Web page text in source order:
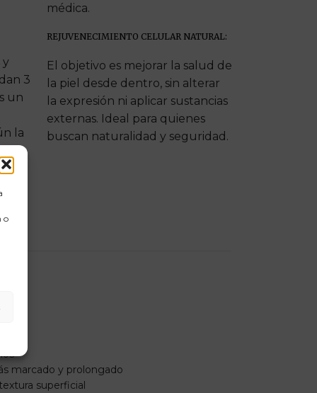
o
y
3
un
la
médica.
REJUVENECIMIENTO CELULAR NATURAL:
El objetivo es mejorar la salud de
la piel desde dentro, sin alterar
la expresión ni aplicar sustancias
externas. Ideal para quienes
buscan naturalidad y seguridad.
marcado y prolongado
superficial